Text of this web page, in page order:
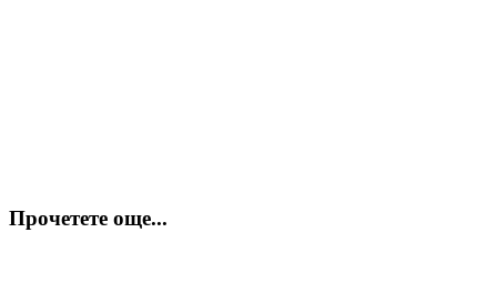
Прочетете още...